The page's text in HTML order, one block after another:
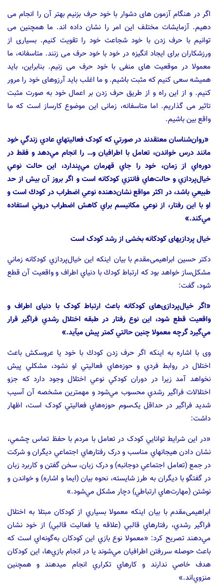
اگر در هنگام آزمون های دشوار با خود حرف بزنیم بهتر آن را انجام می
دهیم.‬ ‫آزمایشات مختلف این امر را نشان داده اند.‬ ‫ما همچنین می
توانیم با حرف زدن با خود شجاعت خود را تقویت کنیم.‬ ‫بسیاری از
ورزشکاران برای ایجاد انگیزه در خود با خود حرف می زنند.‬ ‫متاسفانه، ما
معمولا در موقعیت های منفی با خود حرف می زنیم.‬ ‫بنابراین، باید
همیشه سعی کنیم که مثبت باشیم.‬ ‫و ما اغلب باید آرزوهای خود را مرور
کنیم.‬ ‫و از این راه و از طریق حرف زدن بر اعمال خود به صورت مثبت
تاثیر می گذاریم.‬ ‫اما متاسفانه، زمانی این موضوع کارساز است که ما
واقع بین باشیم.‬
«روان‌شناسان معتقدند در صورتي كه کودک فعاليت‏هاي عادي زندگي خود
مانند درس خواندن، تعامل با اطرافيان و… را انجام مي‌دهد و فقط در
دوره‌اي از زمان، خود را جاي قهرمان مي‌پندارد، اين حالت نوعي
خيال‌پردازي و حالت‌هاي فانتزي کودکانه است و اگر بروز آن بيش از حد
طبيعي باشد، در اکثر مواقع نشان‌دهنده نوعي اضطراب در كودك است و
او با اين رفتار، از نوعي مکانيسم براي کاهش اضطراب دروني استفاده
مي‌کند.»
خیال پردازیهای کودکانه بخشی از رشد کودک است
دکتر حسین ابراهیمی‌مقدم با بیان اینکه اين خيال‌پردازي كودكانه زماني
مشكل‌ساز خواهد بود كه ارتباط كودك با دنياي اطراف و واقعيت آن قطع
شود، گفت:
«اگر خیال‌پردازی‌های کودکانه باعث ارتباط کودک با دنیای اطراف و
واقعیت قطع شود، اين نوع رفتار در طبقه اختلال رشدي فراگير قرار
مي‌گيرد گرچه معمولا چنين حالتي کمتر پيش مي‏آيد.»
وی با اشاره به اینکه اگر حرف زدن كودك با خود يا عروسكش باعث
اختلال در روابط فردي و حوزه‌هاي فعاليتي او نشود، مشكلي پيش
نخواهد آمد زيرا در دوران کودکي نوعي اختلال وجود دارد که جزو
اختلالات فراگير رشدي محسوب مي‌شود و مهم‏ترين مشخصه آن آسيب
شديد فراگير در حداقل يک‌سوم حوزه‌هاي فعاليتي کودک است، اظهار
داشت:‌
«در اين شرايط توانايي کودک در تعامل با مردم با حفظ تماس چشمي،
نشان دادن هيجان‏هاي مناسب و درک رفتارهاي اجتماعي ديگران و شرکت
در جمع (تعامل اجتماعي دوجانبه) و درک زبان، سخن گفتن و کاربرد زبان
در گفتگو با ديگران به طرز شايسته، نحوه بيان (ايما و اشاره) و خواندن و
نوشتن (مهارت‌هاي ارتباطي) دچار مشكل مي‌شود.»
ابراهیمی‌مقدم با بیان اینکه معمولا بسياري از کودکان مبتلا به اختلال
فراگير رشدي، رفتارهاي قالبي (علاقه يا فعاليت قالبي) از خود نشان
مي‌دهند تصریح کرد‌: «معمولا نوع بازي این کودکان به‌گونه‌اي است که
باعث حوصله سررفتن اطرافيان مي‌شوند يا در انجام بازي‌ها، این کودکان
هدف خاصي ندارند و کارهاي تکراري انجام مي‏دهند و همچنین
منزوي‌اند.»